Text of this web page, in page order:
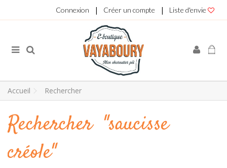
Liste d'envie
|
Créer un compte
|
Connexion
Accueil Rechercher
Rechercher "saucisse
créole"